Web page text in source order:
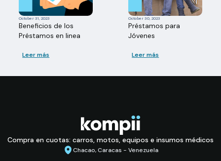
October 31, 2023
Beneficios de los
Préstamos en linea
Leer más
October 30, 2023
Préstamos para
Jóvenes
Leer más
Compra en cuotas: carros, motos, equipos e insumos médicos
Chacao, Caracas - Venezuela